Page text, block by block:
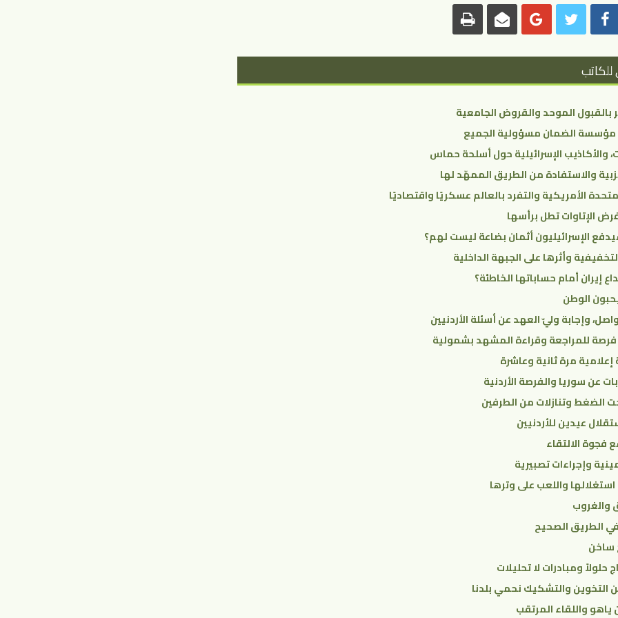
بالقبول الموحد والقروض الجامعية
مؤسسة الضمان مسؤولية الجميع
والأكاذيب الإسرائيلية حول أسلحة حماس
والاستفادة من الطريق الممهّد لها
الأمريكية والتفرد بالعالم عسكريًا واقتصاديًا
الإتاوات تطل برأسها
الإسرائيليون أثمان بضاعة ليست لهم؟
وأثرها على الجبهة الداخلية
إيران أمام حساباتها الخاطئة؟
الوطن
وإجابة وليّ العهد عن أسئلة الأردنيين
فرصة للمراجعة وقراءة المشهد بشمولية
إعلامية مرة ثانية وعاشرة
عن سوريا والفرصة الأردنية
الضغط وتنازلات من الطرفين
عيدين للأردنيين
فجوة الالتقاء
وإجراءات تصبيرية
واللعب على وترها
والغروب
الطريق الصحيح
ساخن
حلولاً ومبادرات لا تحليلات
التخوين والتشكيك نحمي بلدنا
ياهو واللقاء المرتقب